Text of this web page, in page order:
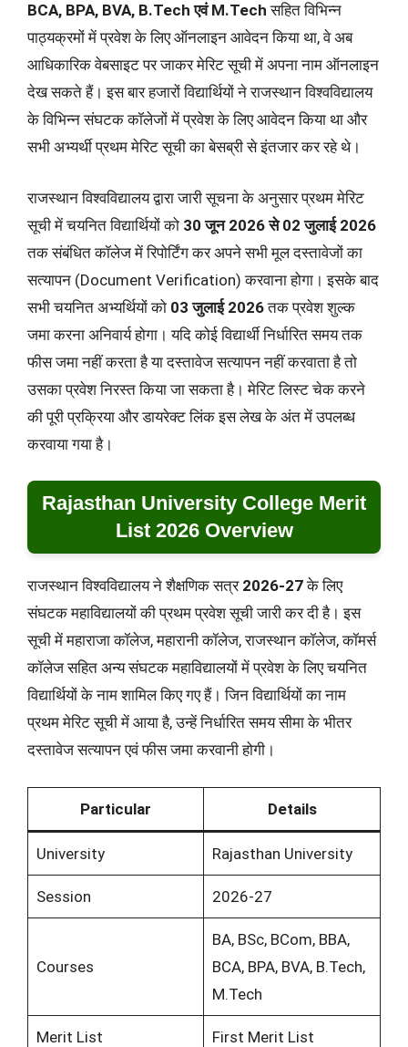
BCA, BPA, BVA, B.Tech एवं M.Tech सहित विभिन्न
पाठ्यक्रमों में प्रवेश के लिए ऑनलाइन आवेदन किया था, वे अब
आधिकारिक वेबसाइट पर जाकर मेरिट सूची में अपना नाम ऑनलाइन
देख सकते हैं। इस बार हजारों विद्यार्थियों ने राजस्थान विश्वविद्यालय
के विभिन्न संघटक कॉलेजों में प्रवेश के लिए आवेदन किया था और
सभी अभ्यर्थी प्रथम मेरिट सूची का बेसब्री से इंतजार कर रहे थे।
राजस्थान विश्वविद्यालय द्वारा जारी सूचना के अनुसार प्रथम मेरिट
सूची में चयनित विद्यार्थियों को 30 जून 2026 से 02 जुलाई 2026
तक संबंधित कॉलेज में रिपोर्टिंग कर अपने सभी मूल दस्तावेजों का
सत्यापन (Document Verification) करवाना होगा। इसके बाद
सभी चयनित अभ्यर्थियों को 03 जुलाई 2026तक प्रवेश शुल्क
जमा करना अनिवार्य होगा। यदि कोई विद्यार्थी निर्धारित समय तक
फीस जमा नहीं करता है या दस्तावेज सत्यापन नहीं करवाता है तो
उसका प्रवेश निरस्त किया जा सकता है। मेरिट लिस्ट चेक करने
की पूरी प्रक्रिया और डायरेक्ट लिंक इस लेख के अंत में उपलब्ध
करवाया गया है।
Rajasthan University College Merit
List 2026 Overview
राजस्थान विश्वविद्यालय ने शैक्षणिक सत्र 2026-27के लिए
संघटक महाविद्यालयों की प्रथम प्रवेश सूची जारी कर दी है। इस
सूची में महाराजा कॉलेज, महारानी कॉलेज, राजस्थान कॉलेज, कॉमर्स
कॉलेज सहित अन्य संघटक महाविद्यालयों में प्रवेश के लिए चयनित
विद्यार्थियों के नाम शामिल किए गए हैं। जिन विद्यार्थियों का नाम
प्रथम मेरिट सूची में आया है, उन्हें निर्धारित समय सीमा के भीतर
दस्तावेज सत्यापन एवं फीस जमा करवानी होगी।
Particular Details
University Rajasthan University
Session 2026-27
Courses
BA, BSc, BCom, BBA,
BCA, BPA, BVA, B.Tech,
M.Tech
Merit List First Merit List